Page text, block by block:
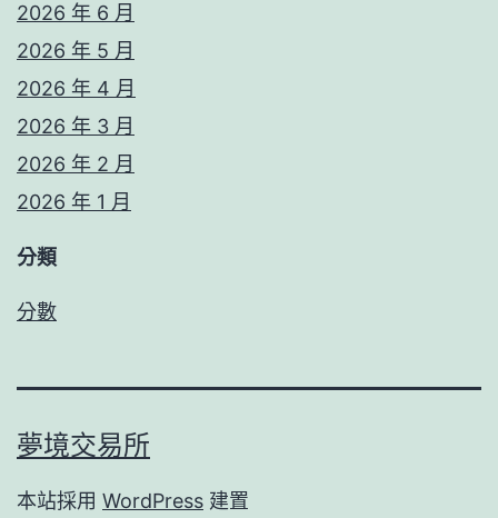
2026 年 6 月
2026 年 5 月
2026 年 4 月
2026 年 3 月
2026 年 2 月
2026 年 1 月
分類
分數
夢境交易所
本站採用 WordPress 建置